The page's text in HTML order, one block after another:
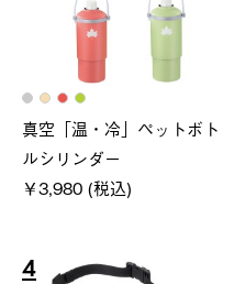
真空「温・冷」ペットボト
ルシリンダー
￥3,980 (税込)
4